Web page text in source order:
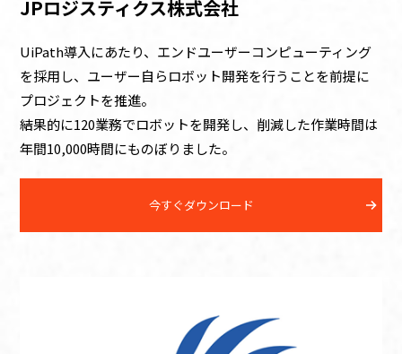
JPロジスティクス株式会社
UiPath導入にあたり、エンドユーザーコンピューティング
を採用し、ユーザー自らロボット開発を行うことを前提に
プロジェクトを推進。
結果的に120業務でロボットを開発し、削減した作業時間は
年間10,000時間にものぼりました。
今すぐダウンロード